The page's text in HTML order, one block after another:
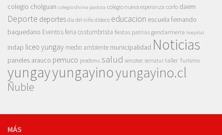
colegio cholguan colegio divina pastora colegio nueva esperanza corfo daem
Deporte deportes dia del niño dideco educacion escuela fernando
baquedano Eventosferia costumbrista fiestas patrias gendarmeria hospital
indap liceo yungay medio ambiente municipalidad Noticias
paneles arauco pemuco prodemu salud sercotec sernatur taller Turismo
yungayyungayinoyungayino.cl
Ñuble
MÁS